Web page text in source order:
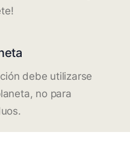
debe utilizarse
no para